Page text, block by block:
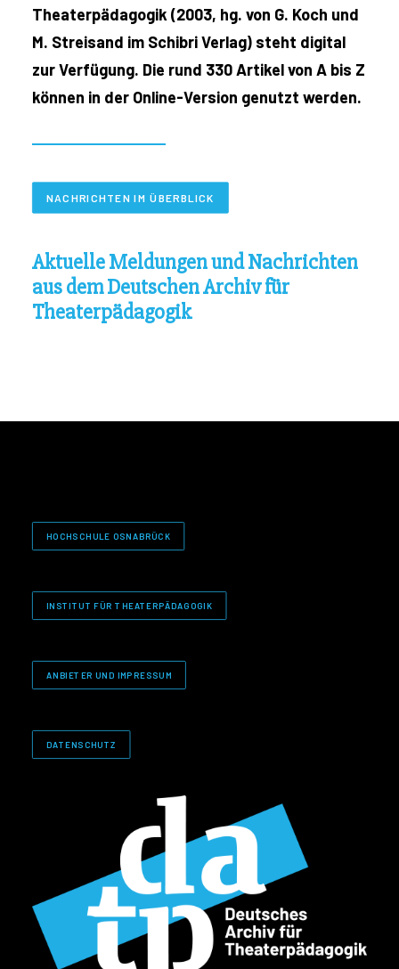
Theaterpädagogik (2003, hg. von G. Koch und
M. Streisand im Schibri Verlag) steht digital
zur Verfügung. Die rund 330 Artikel von A bis Z
können in der Online-Version genutzt werden.
NACHRICHTEN IM ÜBERBLICK
Aktuelle Meldungen und Nachrichten
aus dem Deutschen Archiv für
Theaterpädagogik
HOCHSCHULE OSNABRÜCK
INSTITUT FÜR THEATERPÄDAGOGIK
ANBIETER UND IMPRESSUM
DATENSCHUTZ